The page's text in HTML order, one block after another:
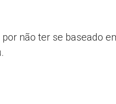
não ter se baseado